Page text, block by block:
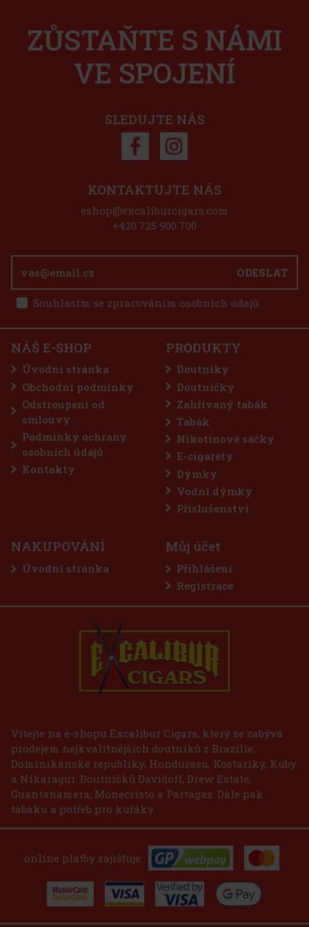
Zino pouzdro ZS2 Z-Coll. L2
SKLADEM(4 ks)
1 975 Kč
SKLADEM(2 ks)
SKLADEM(5 ks)
62 Kč bez DPH 75 Kč
E-Zigarette LIO BASE PRO - Gold
(2 ks)
62Kč bez DPH 75 Kč
Do košíku
ZŮSTAŇTE S NÁMI
VE SPOJENÍ
SLEDUJTE NÁS
ODESLAT
Souhlasím se zpracováním osobních údajů
KONTAKTUJTE NÁS
eshop@excaliburcigars.com
+420 725 900 700
NÁŠ E-SHOP
Úvodní stránka
Obchodní podmínky
Odstroupení od
smlouvy
Podmínky ochrany
osobních údajů
Kontakty
PRODUKTY
Doutníky
Doutníčky
Zahřívaný tabák
Tabák
Nikotinové sáčky
E-cigarety
Dýmky
Vodní dýmky
Příslušenství
NAKUPOVÁNÍ
Úvodní stránka
Můj účet
Přihlášení
Registrace
Vítejte na e-shopu Excalibur Cigars, který se zabývá
prodejem nejkvalitnějších doutníků z Brazílie,
Dominikánské republiky, Hondurasu, Kostariky, Kuby
a Nikaragui. Doutníčků Davidoff, Drew Estate,
Guantanamera, Monecristo a Partagas. Dále pak
tabáku a potřeb pro kuřáky.
online platby zajišťuje: